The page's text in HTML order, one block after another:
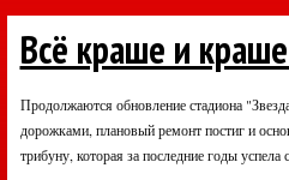
Всё краше и
Продолжаются обновление стадиона
дорожками, плановый ремонт постиг и
трибуну, которая за последние годы успела